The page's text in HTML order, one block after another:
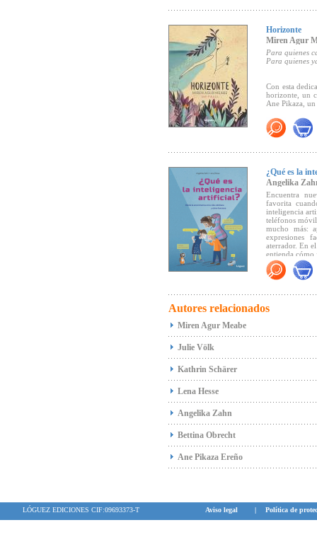
creadas por
Lector).
Horizonte
Miren Agur
Para quienes
Para quienes
Con esta
horizonte, un
Ane Pikaza,
para aquellos
sonidos y los
Miren Agur
siguiendo la
pentagrama
cautivado por
lector hasta el
Para Miren
Pikaza su
¿Qué es la
Angelika
Encuentra
favorita
inteligencia
teléfonos
mucho más:
expresiones
aterrador. En
entienda cómo
"Un libro
reflexivo, ya
docentes"
Autores relacionados
Miren Agur Meabe
Julie Völk
Kathrin Schärer
Lena Hesse
Angelika Zahn
Bettina Obrecht
Ane Pikaza Ereño
LÓGUEZ EDICIONES CIF:09693373-T Aviso legal | Política de